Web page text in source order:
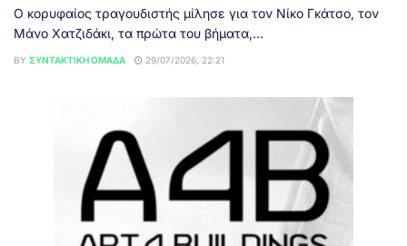
Ο κορυφαίος τραγουδιστής μίλησε για τον Νίκο Γκάτσο, τον
Μάνο Χατζιδάκι, τα πρώτα του βήματα,...
BY ΣΥΝΤΑΚΤΙΚΉ ΟΜΆΔΑ 29/07/2026, 22:21